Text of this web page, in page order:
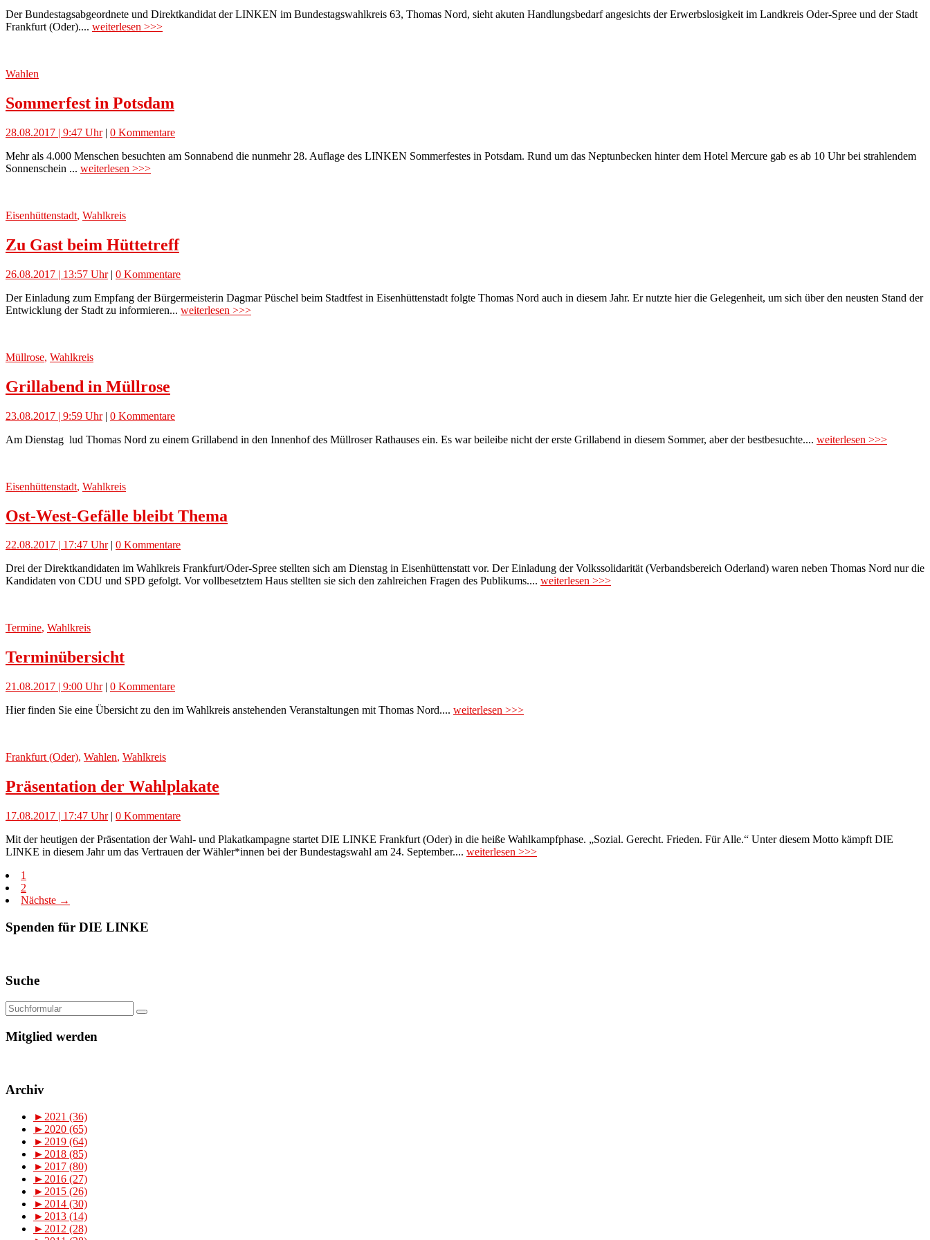
Der Bundestagsabgeordnete und Direktkandidat der LINKEN im Bundestagswahlkreis 63, Thomas Nord, sieht akuten Handlungsbedarf angesichts der Erwerbslosigkeit im Landkreis Oder-Spree und der Stadt
Frankfurt (Oder).... weiterlesen >>>
Wahlen
Sommerfest in Potsdam
28.08.2017 | 9:47 Uhr| 0 Kommentare
Mehr als 4.000 Menschen besuchten am Sonnabend die nunmehr 28. Auflage des LINKEN Sommerfestes in Potsdam. Rund um das Neptunbecken hinter dem Hotel Mercure gab es ab 10 Uhr bei strahlendem
Sonnenschein ... weiterlesen >>>
Eisenhüttenstadt, Wahlkreis
Zu Gast beim Hüttetreff
26.08.2017 | 13:57 Uhr| 0 Kommentare
Der Einladung zum Empfang der Bürgermeisterin Dagmar Püschel beim Stadtfest in Eisenhüttenstadt folgte Thomas Nord auch in diesem Jahr. Er nutzte hier die Gelegenheit, um sich über den neusten Stand der
Entwicklung der Stadt zu informieren... weiterlesen >>>
Müllrose, Wahlkreis
Grillabend in Müllrose
23.08.2017 | 9:59 Uhr| 0 Kommentare
Am Dienstag lud Thomas Nord zu einem Grillabend in den Innenhof des Müllroser Rathauses ein. Es war beileibe nicht der erste Grillabend in diesem Sommer, aber der bestbesuchte.... weiterlesen >>>
Eisenhüttenstadt, Wahlkreis
Ost-West-Gefälle bleibt Thema
22.08.2017 | 17:47 Uhr| 0 Kommentare
Drei der Direktkandidaten im Wahlkreis Frankfurt/Oder-Spree stellten sich am Dienstag in Eisenhüttenstatt vor. Der Einladung der Volkssolidarität (Verbandsbereich Oderland) waren neben Thomas Nord nur die
Kandidaten von CDU und SPD gefolgt. Vor vollbesetztem Haus stellten sie sich den zahlreichen Fragen des Publikums.... weiterlesen >>>
Termine, Wahlkreis
Terminübersicht
21.08.2017 | 9:00 Uhr| 0 Kommentare
Hier finden Sie eine Übersicht zu den im Wahlkreis anstehenden Veranstaltungen mit Thomas Nord.... weiterlesen >>>
Frankfurt (Oder), Wahlen, Wahlkreis
Präsentation der Wahlplakate
17.08.2017 | 17:47 Uhr| 0 Kommentare
Mit der heutigen der Präsentation der Wahl- und Plakatkampagne startet DIE LINKE Frankfurt (Oder) in die heiße Wahlkampfphase. „Sozial. Gerecht. Frieden. Für Alle.“ Unter diesem Motto kämpft DIE
LINKE in diesem Jahr um das Vertrauen der Wähler*innen bei der Bundestagswahl am 24. September.... weiterlesen >>>
1
2
Nächste →
Spenden für DIE LINKE
Suche
Mitglied werden
Archiv
► 2021 (36)
► 2020 (65)
► 2019 (64)
► 2018 (85)
► 2017 (80)
► 2016 (27)
► 2015 (26)
► 2014 (30)
► 2013 (14)
► 2012 (28)